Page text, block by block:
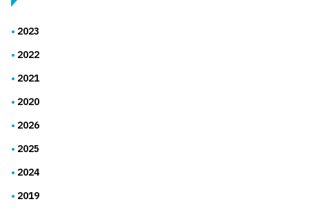
2023
2022
2021
2020
2026
2025
2024
2019